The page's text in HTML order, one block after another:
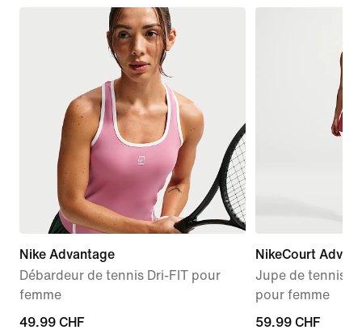
Nike Advantage
Débardeur de tennis Dri-FIT pour
femme
current
49.99 CHF
NikeCourt
Jupe de tennis
pour femme
current
59.99 CHF